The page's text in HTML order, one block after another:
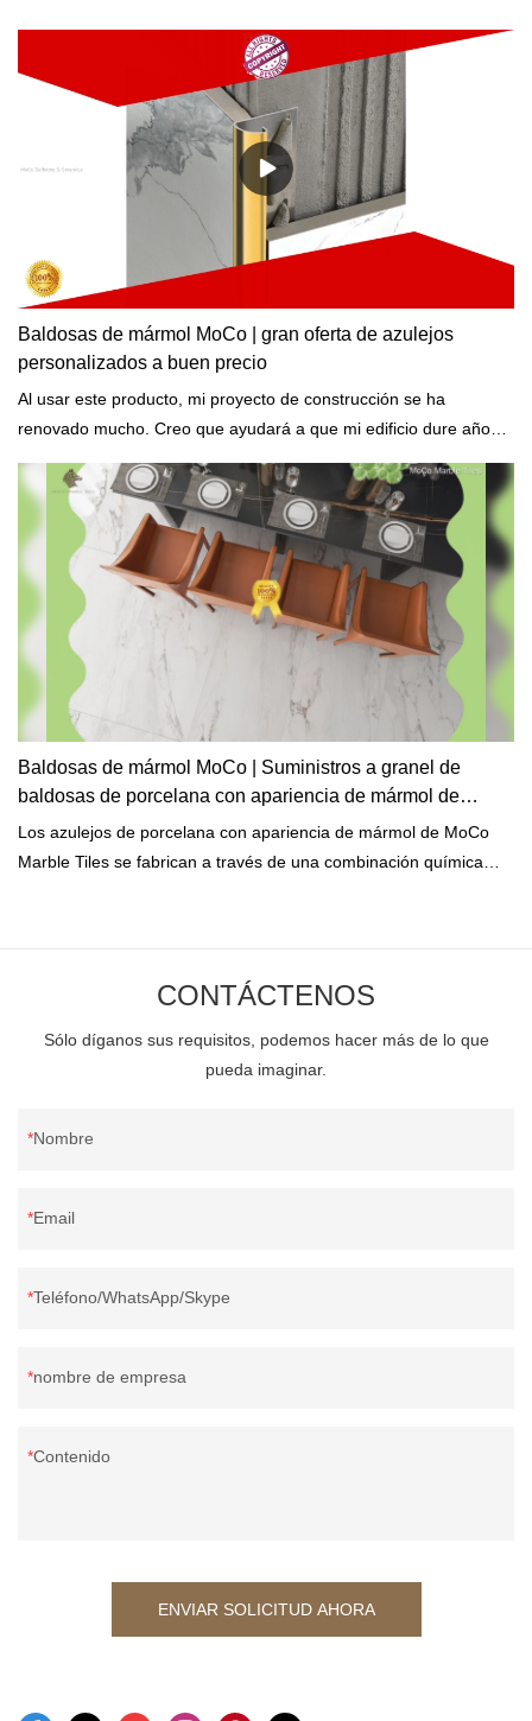
Baldosas de mármol MoCo | gran oferta de azulejos
personalizados a buen precio
Al usar este producto, mi proyecto de construcción se ha
renovado mucho. Creo que ayudará a que mi edificio dure años. -
Baldosas de mármol MoCo | Suministros a granel de
baldosas de porcelana con apariencia de mármol de
buena calidad
Los azulejos de porcelana con apariencia de mármol de MoCo
Marble Tiles se fabrican a través de una combinación química
CONTÁCTENOS
Sólo díganos sus requisitos, podemos hacer más de lo que
pueda imaginar.
Nombre
Email
Teléfono/WhatsApp/Skype
nombre de empresa
Contenido
ENVIAR SOLICITUD AHORA